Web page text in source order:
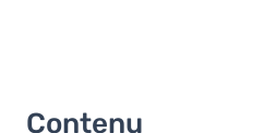
Contenu